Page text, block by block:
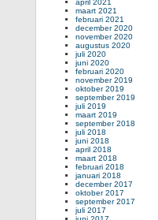
maart 2021
februari 2021
december 2020
november 2020
augustus 2020
juli 2020
juni 2020
februari 2020
november 2019
oktober 2019
september 2019
juli 2019
maart 2019
september 2018
juli 2018
juni 2018
april 2018
maart 2018
februari 2018
januari 2018
december 2017
oktober 2017
september 2017
juli 2017